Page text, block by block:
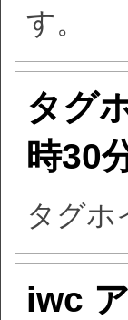
す。
タグ
時30
タグホ
iwc